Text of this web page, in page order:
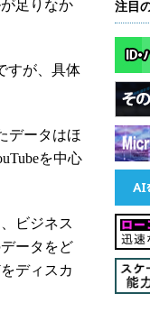
足りなか
すが、具体
データはほ
を中心
ビジネス
ータをど
ディスカ
注目